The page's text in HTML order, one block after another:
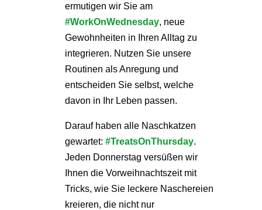
ermutigen wir Sie am
#WorkOnWednesday, neue
Gewohnheiten in Ihren Alltag zu
integrieren. Nutzen Sie unsere
Routinen als Anregung und
entscheiden Sie selbst, welche
davon in Ihr Leben passen.
Darauf haben alle Naschkatzen
gewartet: #TreatsOnThursday.
Jeden Donnerstag versüßen wir
Ihnen die Vorweihnachtszeit mit
Tricks, wie Sie leckere Naschereien
kreieren, die nicht nur